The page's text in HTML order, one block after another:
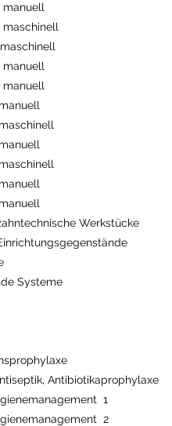
manuell
maschinell
manuell
manuell
Werkstücke
Systeme
Antibiotikaprophylaxe
1
2